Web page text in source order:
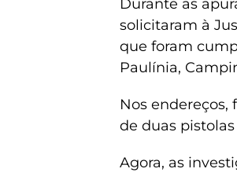
Durante as
solicitaram à
que foram
Paulínia,
Nos endereços,
de duas
Agora, as